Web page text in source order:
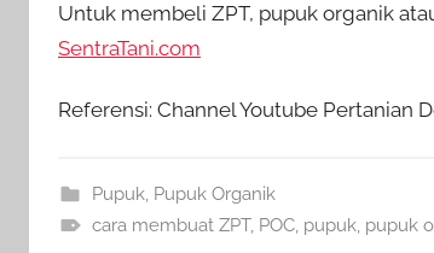
Untuk membeli ZPT, pupuk organik
SentraTani.com
Referensi: Channel Youtube Pertanian
Pupuk, Pupuk Organik
cara membuat ZPT, POC, pupuk, pupuk